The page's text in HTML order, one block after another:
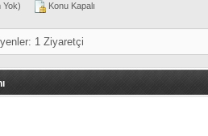
Yok)
Konu Kapalı
1 Ziyaretçi